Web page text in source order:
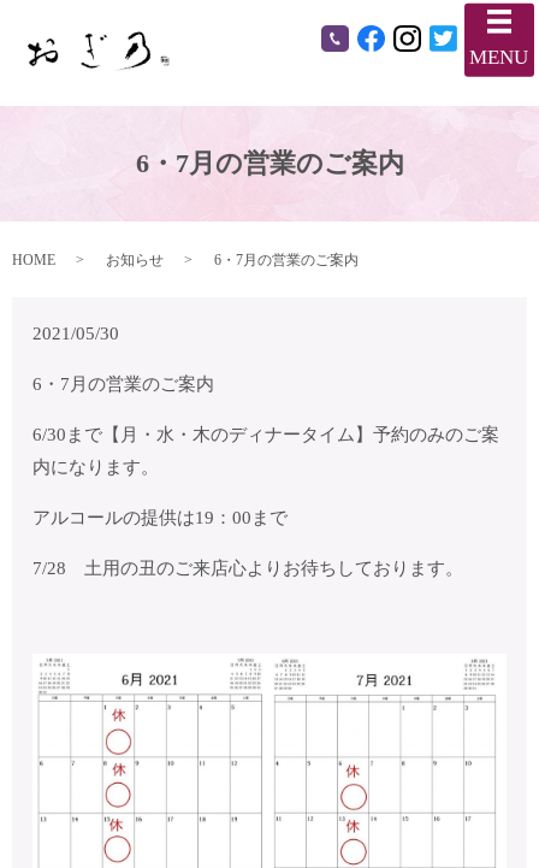
メ
MENU
6・7月の営業のご案内
HOME お知らせ 6・7月の営業のご案内
2021/05/30
6・7月の営業のご案内
6/30まで【月・水・木のディナータイム】予約のみのご案
内になります。
アルコールの提供は19：00まで
7/28 土用の丑のご来店心よりお待ちしております。